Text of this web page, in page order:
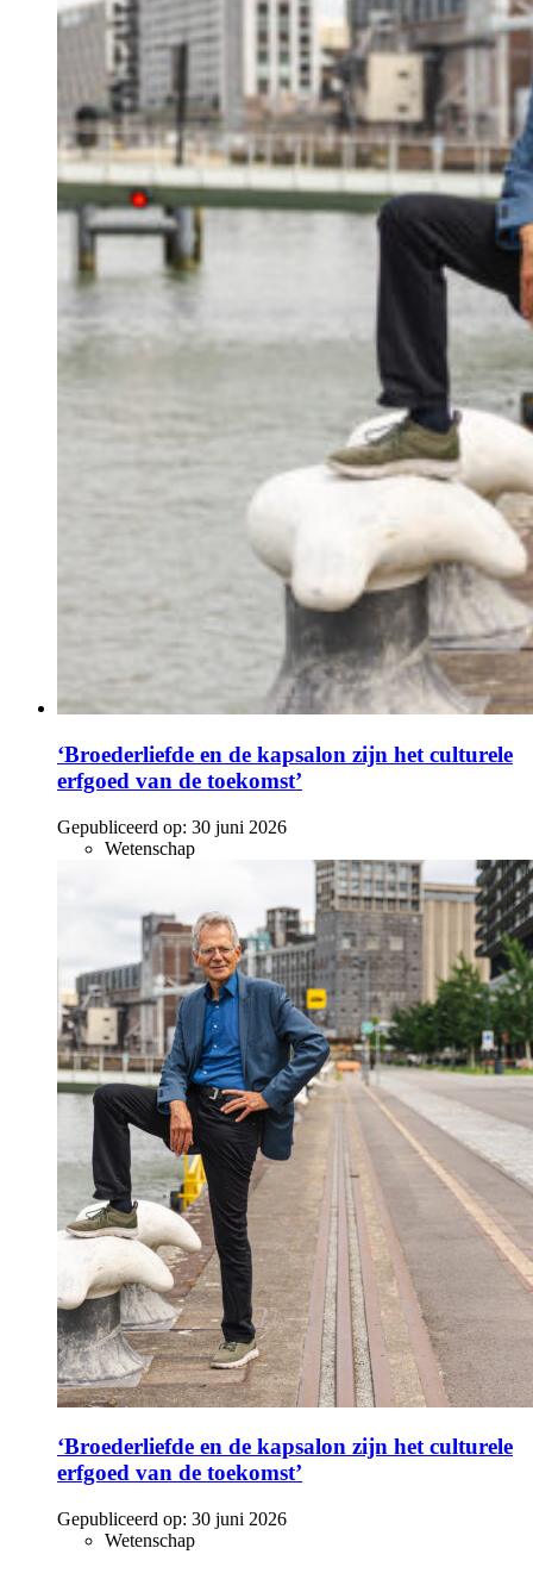
‘Broederliefde en de kapsalon zijn het culturele
erfgoed van de toekomst’
Gepubliceerd op: 30 juni 2026
Wetenschap
‘Broederliefde en de kapsalon zijn het culturele
erfgoed van de toekomst’
Gepubliceerd op: 30 juni 2026
Wetenschap